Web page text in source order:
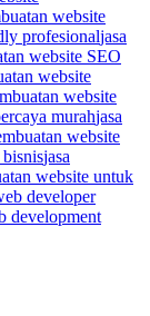
website
profesionaljasa
website SEO
website
website
murahjasa
website
jasa
website untuk
developer
development